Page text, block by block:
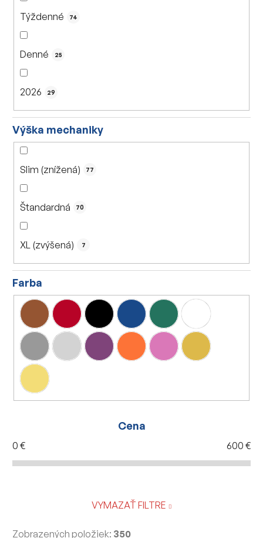
Týždenné 74
Denné 25
2026 29
Výška mechaniky
Slim (znížená) 77
Štandardná 70
XL (zvýšená) 7
Farba
Cena
0 € 600 €
VYMAZAŤ FILTRE
Zobrazených položiek: 350